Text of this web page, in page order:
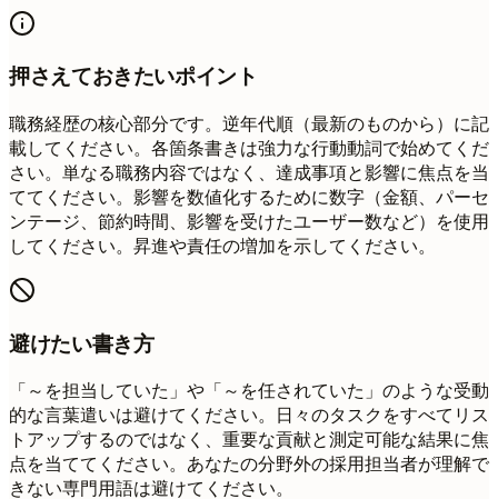
押さえておきたいポイント
職務経歴の核心部分です。逆年代順（最新のものから）に記
載してください。各箇条書きは強力な行動動詞で始めてくだ
さい。単なる職務内容ではなく、達成事項と影響に焦点を当
ててください。影響を数値化するために数字（金額、パーセ
ンテージ、節約時間、影響を受けたユーザー数など）を使用
してください。昇進や責任の増加を示してください。
避けたい書き方
「～を担当していた」や「～を任されていた」のような受動
的な言葉遣いは避けてください。日々のタスクをすべてリス
トアップするのではなく、重要な貢献と測定可能な結果に焦
点を当ててください。あなたの分野外の採用担当者が理解で
きない専門用語は避けてください。